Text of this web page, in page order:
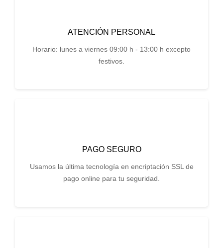
ATENCIÓN PERSONAL
Horario: lunes a viernes 09:00 h - 13:00 h excepto
festivos.
PAGO SEGURO
Usamos la última tecnología en encriptación SSL de
pago online para tu seguridad.